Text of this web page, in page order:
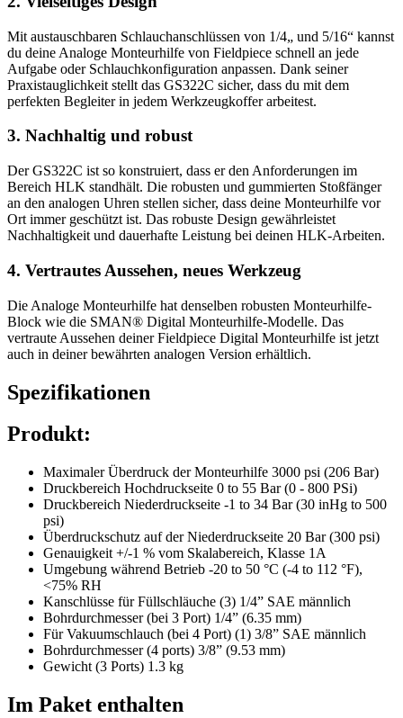
Mit austauschbaren Schlauchanschlüssen von 1/4„ und 5/16“ kannst
du deine Analoge Monteurhilfe von Fieldpiece schnell an jede
Aufgabe oder Schlauchkonfiguration anpassen. Dank seiner
Praxistauglichkeit stellt das GS322C sicher, dass du mit dem
perfekten Begleiter in jedem Werkzeugkoffer arbeitest.
3. Nachhaltig und robust
Der GS322C ist so konstruiert, dass er den Anforderungen im
Bereich HLK standhält. Die robusten und gummierten Stoßfänger
an den analogen Uhren stellen sicher, dass deine Monteurhilfe vor
Ort immer geschützt ist. Das robuste Design gewährleistet
Nachhaltigkeit und dauerhafte Leistung bei deinen HLK-Arbeiten.
4. Vertrautes Aussehen, neues Werkzeug
Die Analoge Monteurhilfe hat denselben robusten Monteurhilfe-
Block wie die SMAN® Digital Monteurhilfe-Modelle. Das
vertraute Aussehen deiner Fieldpiece Digital Monteurhilfe ist jetzt
auch in deiner bewährten analogen Version erhältlich.
Spezifikationen
Produkt:
Maximaler Überdruck der Monteurhilfe 3000 psi (206 Bar)
Druckbereich Hochdruckseite 0 to 55 Bar (0 - 800 PSi)
Druckbereich Niederdruckseite -1 to 34 Bar (30 inHg to 500
psi)
Überdruckschutz auf der Niederdruckseite 20 Bar (300 psi)
Genauigkeit +/-1 % vom Skalabereich, Klasse 1A
Umgebung während Betrieb -20 to 50 °C (-4 to 112 °F),
<75% RH
Kanschlüsse für Füllschläuche (3) 1/4” SAE männlich
Bohrdurchmesser (bei 3 Port) 1/4” (6.35 mm)
Für Vakuumschlauch (bei 4 Port) (1) 3/8” SAE männlich
Bohrdurchmesser (4 ports) 3/8” (9.53 mm)
Gewicht (3 Ports) 1.3 kg
Im Paket enthalten